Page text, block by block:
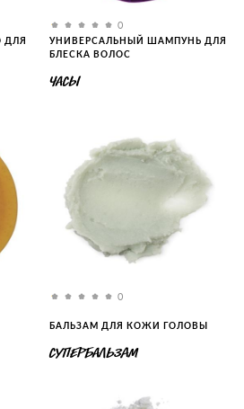
ДЛЯ
0
УНИВЕРСАЛЬНЫЙ ШАМПУНЬ ДЛЯ
БЛЕСКА ВОЛОС
ЧАСЫ
0
БАЛЬЗАМ ДЛЯ КОЖИ ГОЛОВЫ
СУПЕРБАЛЬЗАМ